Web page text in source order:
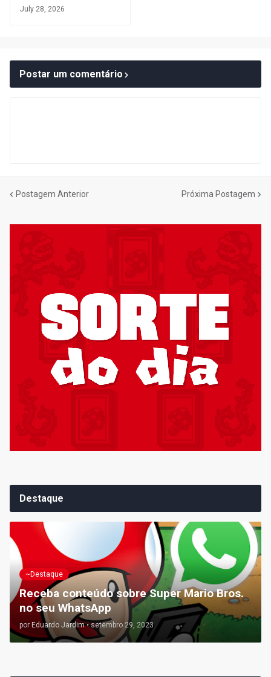
July 28, 2026
Postar um comentário
Postagem Anterior Próxima Postagem
Destaque
~Destaque
Receba conteúdo sobre Super Mario Bros.
no seu WhatsApp
por Eduardo Jardim • setembro 29, 2023